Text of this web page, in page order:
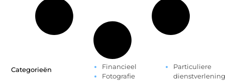
Categorieën
Financieel
Fotografie
Particuliere
dienstverlening